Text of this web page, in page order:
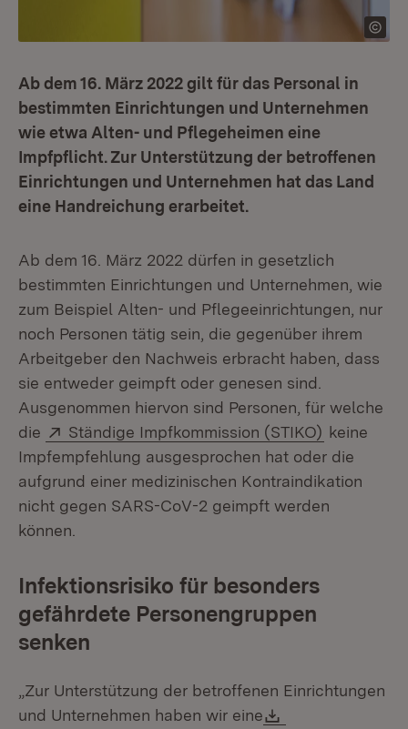
Ab dem 16. März 2022 gilt für das Personal in
bestimmten Einrichtungen und Unternehmen
wie etwa Alten- und Pflegeheimen eine
Impfpflicht. Zur Unterstützung der betroffenen
Einrichtungen und Unternehmen hat das Land
eine Handreichung erarbeitet.
Ab dem 16. März 2022 dürfen in gesetzlich
bestimmten Einrichtungen und Unternehmen, wie
zum Beispiel Alten- und Pflegeeinrichtungen, nur
noch Personen tätig sein, die gegenüber ihrem
Arbeitgeber den Nachweis erbracht haben, dass
sie entweder geimpft oder genesen sind.
Ausgenommen hiervon sind Personen, für welche
die
Extern:
Ständige Impfkommission (STIKO) (Öffnet in
keine
Impfempfehlung ausgesprochen hat oder die
aufgrund einer medizinischen Kontraindikation
nicht gegen SARS-CoV-2 geimpft werden
können.
Infektionsrisiko für besonders
gefährdete Personengruppen
senken
„Zur Unterstützung der betroffenen Einrichtungen
und Unternehmen haben wir eine